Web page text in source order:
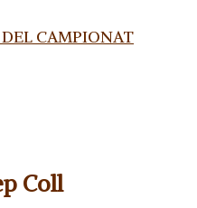
CAMPIONAT
Coll